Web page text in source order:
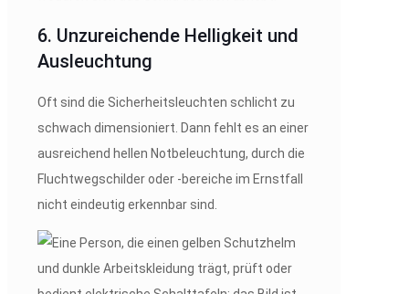
6. Unzureichende Helligkeit und
Ausleuchtung
Oft sind die Sicherheitsleuchten schlicht zu
schwach dimensioniert. Dann fehlt es an einer
ausreichend hellen Notbeleuchtung, durch die
Fluchtwegschilder oder -bereiche im Ernstfall
nicht eindeutig erkennbar sind.